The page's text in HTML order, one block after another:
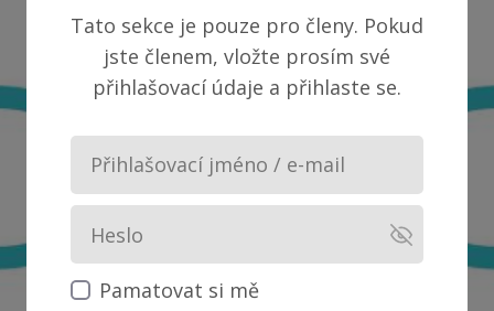
Tato sekce je pouze pro členy. Pokud
jste členem, vložte prosím své
přihlašovací údaje a přihlaste se.
Pamatovat si mě